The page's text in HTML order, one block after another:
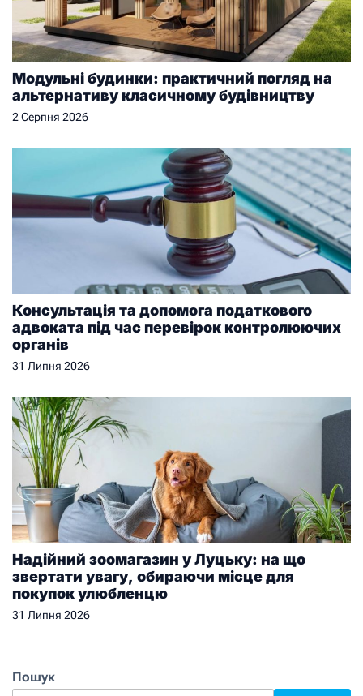
Модульні будинки: практичний погляд на
альтернативу класичному будівництву
2 Серпня 2026
Консультація та допомога податкового
адвоката під час перевірок контролюючих
органів
31 Липня 2026
Надійний зоомагазин у Луцьку: на що
звертати увагу, обираючи місце для
покупок улюбленцю
31 Липня 2026
Пошук